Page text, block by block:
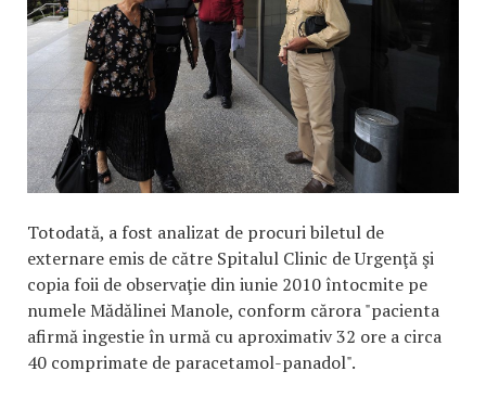
Totodată, a fost analizat de procuri biletul de
externare emis de către Spitalul Clinic de Urgenţă şi
copia foii de observaţie din iunie 2010 întocmite pe
numele Mădălinei Manole, conform cărora "pacienta
afirmă ingestie în urmă cu aproximativ 32 ore a circa
40 comprimate de paracetamol-panadol".